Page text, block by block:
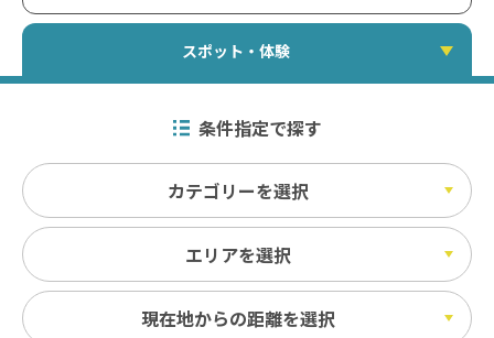
スポット・体験
条件指定で探す
カテゴリーを選択
エリアを選択
現在地からの距離を選択